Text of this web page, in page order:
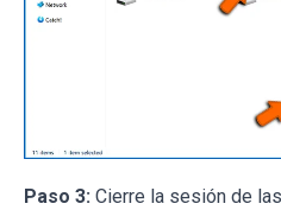
Paso 3: Cierre la sesión de